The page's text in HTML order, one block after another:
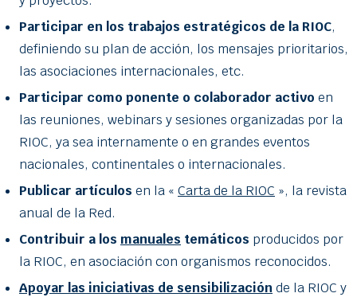
Participar en los trabajos estratégicos de la RIOC,
definiendo su plan de acción, los mensajes prioritarios,
las asociaciones internacionales, etc.
Participar como ponente o colaborador activo en
las reuniones, webinars y sesiones organizadas por la
RIOC, ya sea internamente o en grandes eventos
nacionales, continentales o internacionales.
Publicar artículos en la « Carta de la RIOC », la revista
anual de la Red.
Contribuir a los manuales temáticos producidos por
la RIOC, en asociación con organismos reconocidos.
Apoyar las iniciativas de sensibilizaciónde la RIOC y